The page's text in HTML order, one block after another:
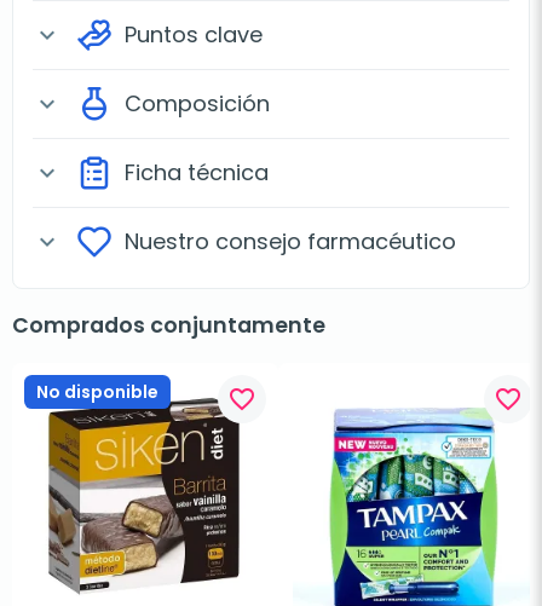
expand_more Puntos clave
expand_more Composición
expand_more Ficha técnica
expand_more Nuestro consejo farmacéutico
Comprados conjuntamente
No disponible favorite_border favorite_border